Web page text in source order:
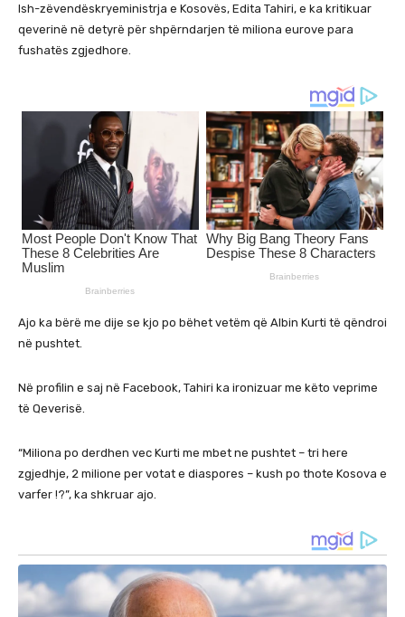
Ish-zëvendëskryeministrja e Kosovës, Edita Tahiri, e ka kritikuar
qeverinë në detyrë për shpërndarjen të miliona eurove para
fushatës zgjedhore.
Ajo ka bërë me dije se kjo po bëhet vetëm që Albin Kurti të qëndroi
në pushtet.
Në profilin e saj në Facebook, Tahiri ka ironizuar me këto veprime
të Qeverisë.
“Miliona po derdhen vec Kurti me mbet ne pushtet – tri here
zgjedhje, 2 milione per votat e diaspores – kush po thote Kosova e
varfer !?”, ka shkruar ajo.